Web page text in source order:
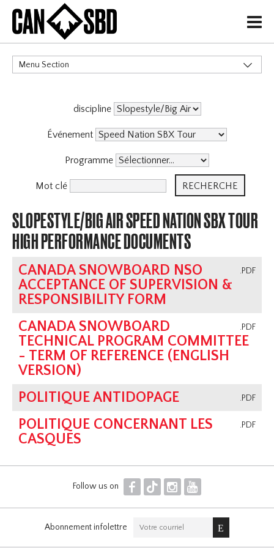
H
Menu Section
Événements & Compétitions
discipline
Événement
Programme
Mot clé
SLOPESTYLE/BIG AIR SPEED NATION SBX TOUR
HIGH PERFORMANCE DOCUMENTS
.PDF
CANADA SNOWBOARD NSO
ACCEPTANCE OF SUPERVISION &
RESPONSIBILITY FORM
.PDF
CANADA SNOWBOARD
TECHNICAL PROGRAM COMMITTEE
- TERM OF REFERENCE (ENGLISH
VERSION)
.PDF
POLITIQUE ANTIDOPAGE
.PDF
POLITIQUE CONCERNANT LES
CASQUES
Follow us on F T I Y
Abonnement infolettre